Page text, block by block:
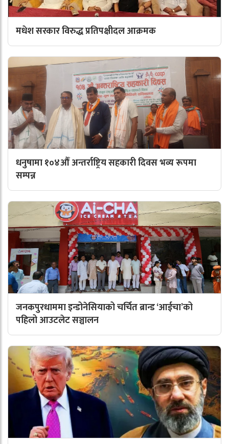
मधेश सरकार विरुद्ध प्रतिपक्षीदल आक्रमक
धनुषामा १०४औँ अन्तर्राष्ट्रिय सहकारी दिवस भव्य रूपमा
सम्पन्न
जनकपुरधाममा इन्डोनेसियाको चर्चित ब्रान्ड ‘आईचा’को
पहिलो आउटलेट सञ्चालन